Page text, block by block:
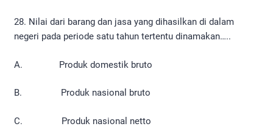
28. Nilai dari barang dan jasa yang dihasilkan di dalam
negeri pada periode satu tahun tertentu dinamakan…..
A. Produk domestik bruto
B. Produk nasional bruto
C. Produk nasional netto